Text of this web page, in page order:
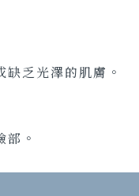
乏光澤的肌膚。
。